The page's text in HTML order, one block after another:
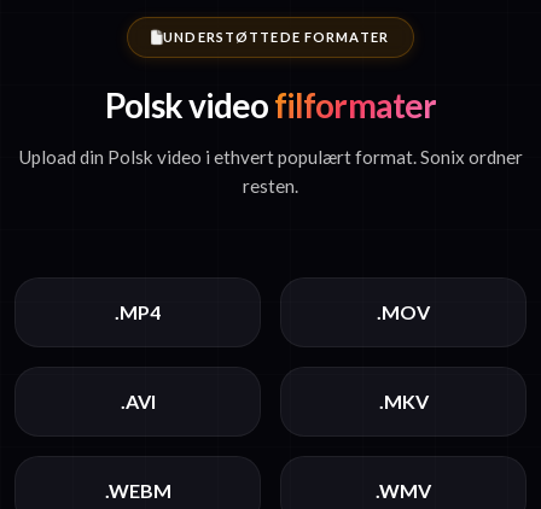
UNDERSTØTTEDE FORMATER
Polsk videofilformater
Upload din Polsk video i ethvert populært format. Sonix ordner
resten.
.MP4 .MOV
.AVI .MKV
.WEBM .WMV